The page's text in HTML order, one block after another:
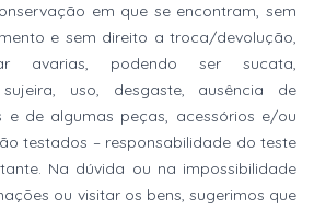
em que se encontram, sem
e sem direito a troca/devolução,
avarias, podendo ser sucata,
uso, desgaste, ausência de
e de algumas peças, acessórios e/ou
testados – responsabilidade do teste
Na dúvida ou na impossibilidade
ou visitar os bens, sugerimos que